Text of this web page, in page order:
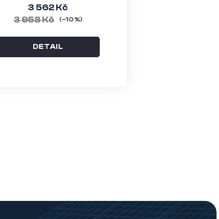
3 562 Kč
3 958 Kč
(–10 %)
DETAIL